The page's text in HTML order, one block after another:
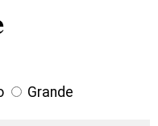
Grande